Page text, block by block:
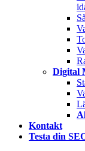
Digital
Kontakt
Testa din